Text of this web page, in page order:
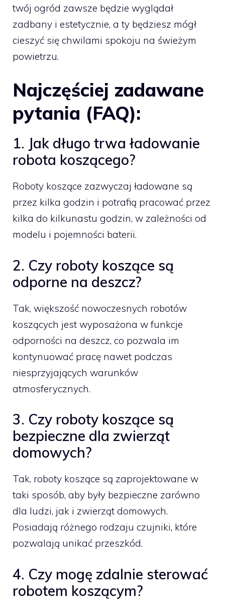
twój ogród zawsze będzie wyglądał
zadbany i estetycznie, a ty będziesz mógł
cieszyć się chwilami spokoju na świeżym
powietrzu.
Najczęściej zadawane
pytania (FAQ):
1. Jak długo trwa ładowanie
robota koszącego?
Roboty koszące zazwyczaj ładowane są
przez kilka godzin i potrafią pracować przez
kilka do kilkunastu godzin, w zależności od
modelu i pojemności baterii.
2. Czy roboty koszące są
odporne na deszcz?
Tak, większość nowoczesnych robotów
koszących jest wyposażona w funkcje
odporności na deszcz, co pozwala im
kontynuować pracę nawet podczas
niesprzyjających warunków
atmosferycznych.
3. Czy roboty koszące są
bezpieczne dla zwierząt
domowych?
Tak, roboty koszące są zaprojektowane w
taki sposób, aby były bezpieczne zarówno
dla ludzi, jak i zwierząt domowych.
Posiadają różnego rodzaju czujniki, które
pozwalają unikać przeszkód.
4. Czy mogę zdalnie sterować
robotem koszącym?